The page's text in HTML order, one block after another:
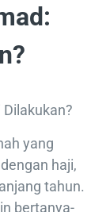
yang
haji,
tahun.
bertanya-